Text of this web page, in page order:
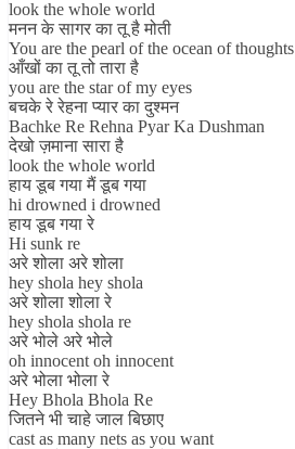
look the whole world
मनन के सागर का तू है मोती
You are the pearl of the ocean of thoughts
आँखों का तू तो तारा है
you are the star of my eyes
बचके रे रेहना प्यार का दुश्मन
Bachke Re Rehna Pyar Ka Dushman
देखो ज़माना सारा है
look the whole world
हाय डूब गया मैं डूब गया
hi drowned i drowned
हाय डूब गया रे
Hi sunk re
अरे शोला अरे शोला
hey shola hey shola
अरे शोला शोला रे
hey shola shola re
अरे भोले अरे भोले
oh innocent oh innocent
अरे भोला भोला रे
Hey Bhola Bhola Re
जितने भी चाहे जाल बिछाए
cast as many nets as you want